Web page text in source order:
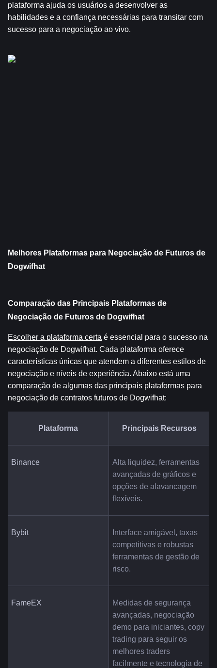
plataforma ajuda os usuários a desenvolver as
habilidades e a confiança necessárias para transitar com
sucesso para a negociação ao vivo.
Melhores Plataformas para Negociação de Futuros de
Dogwifhat
Comparação das Principais Plataformas de
Negociação de Futuros de Dogwifhat
Escolher a plataforma certa é essencial para o sucesso na
negociação de Dogwifhat. Cada plataforma oferece
características únicas que atendem a diferentes estilos de
negociação e níveis de experiência. Abaixo está uma
comparação de algumas das principais plataformas para
negociação de contratos futuros de Dogwifhat:
Plataforma Principais Recursos
Binance
Alta liquidez, ferramentas
avançadas de gráficos e
opções de alavancagem
flexíveis.
Bybit
Interface amigável, taxas
competitivas e robustas
ferramentas de gestão de
risco.
FameEX
Medidas de segurança
avançadas, negociação
demo para iniciantes, copy
trading para seguir os
melhores traders
facilmente e tecnologia de